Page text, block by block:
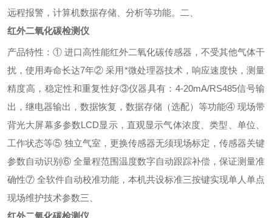
远程报警，计算机数据存储、分析等功能。
二、
红外二氧化碳检测仪
产品特性： ① 进口高性能红外二氧化碳传感器，不受其他气体干
扰，使用寿命长达7年② 采用*微处理器技术，响应速度快，测量
精度高，稳定性和重复性好③仪器具有： 4-20mA/RS485信号输
出，继电器输出，数据恢复，数据存储（选配）等功能④ 现场带
背光大屏幕多参数LCD显示，直观显示气体浓度、类型、单位、
工作状态等⑤ 独立气室，更换传感器无须现场标定，传感器关键
参数自动识别 ⑥ 全量程范围温度数字自动跟踪补偿，保证测量准
确性⑦ 全软件自动校准功能，本机共设标准三按键实现单人单点
现场维护技术参数三、
红外二氧化碳检测仪